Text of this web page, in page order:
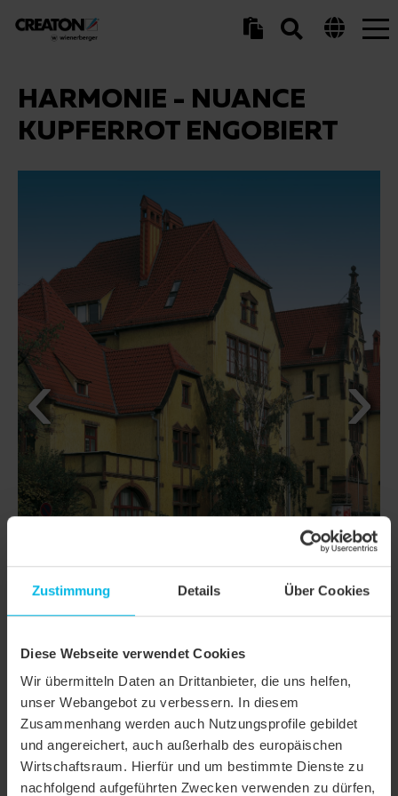
Zustimmung Details Über Cookies
Diese Webseite verwendet Cookies
Wir übermitteln Daten an Drittanbieter, die uns helfen,
unser Webangebot zu verbessern. In diesem
Zusammenhang werden auch Nutzungsprofile gebildet
und angereichert, auch außerhalb des europäischen
Wirtschaftsraum. Hierfür und um bestimmte Dienste zu
nachfolgend aufgeführten Zwecken verwenden zu dürfen,
HARMONIE - NUANCE
KUPFERROT ENGOBIERT
DETAILS
MODELL HARMONIE
Produktfamilie Flachdachziegel
Produktgruppe Dachziegel